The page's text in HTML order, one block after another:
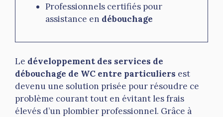
Professionnels certifiés pour
assistance en débouchage
Le développement des services de
débouchage de WC entre particuliers est
devenu une solution prisée pour résoudre ce
problème courant tout en évitant les frais
élevés d’un plombier professionnel. Grâce à